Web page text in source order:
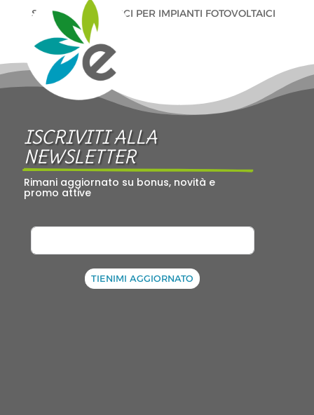
Stefano Velati
CCI PER IMPIANTI FOTOVOLTAICI
ISCRIVITI ALLA
NEWSLETTER
Rimani aggiornato su bonus, novità e
promo attive
TIENIMI AGGIORNATO